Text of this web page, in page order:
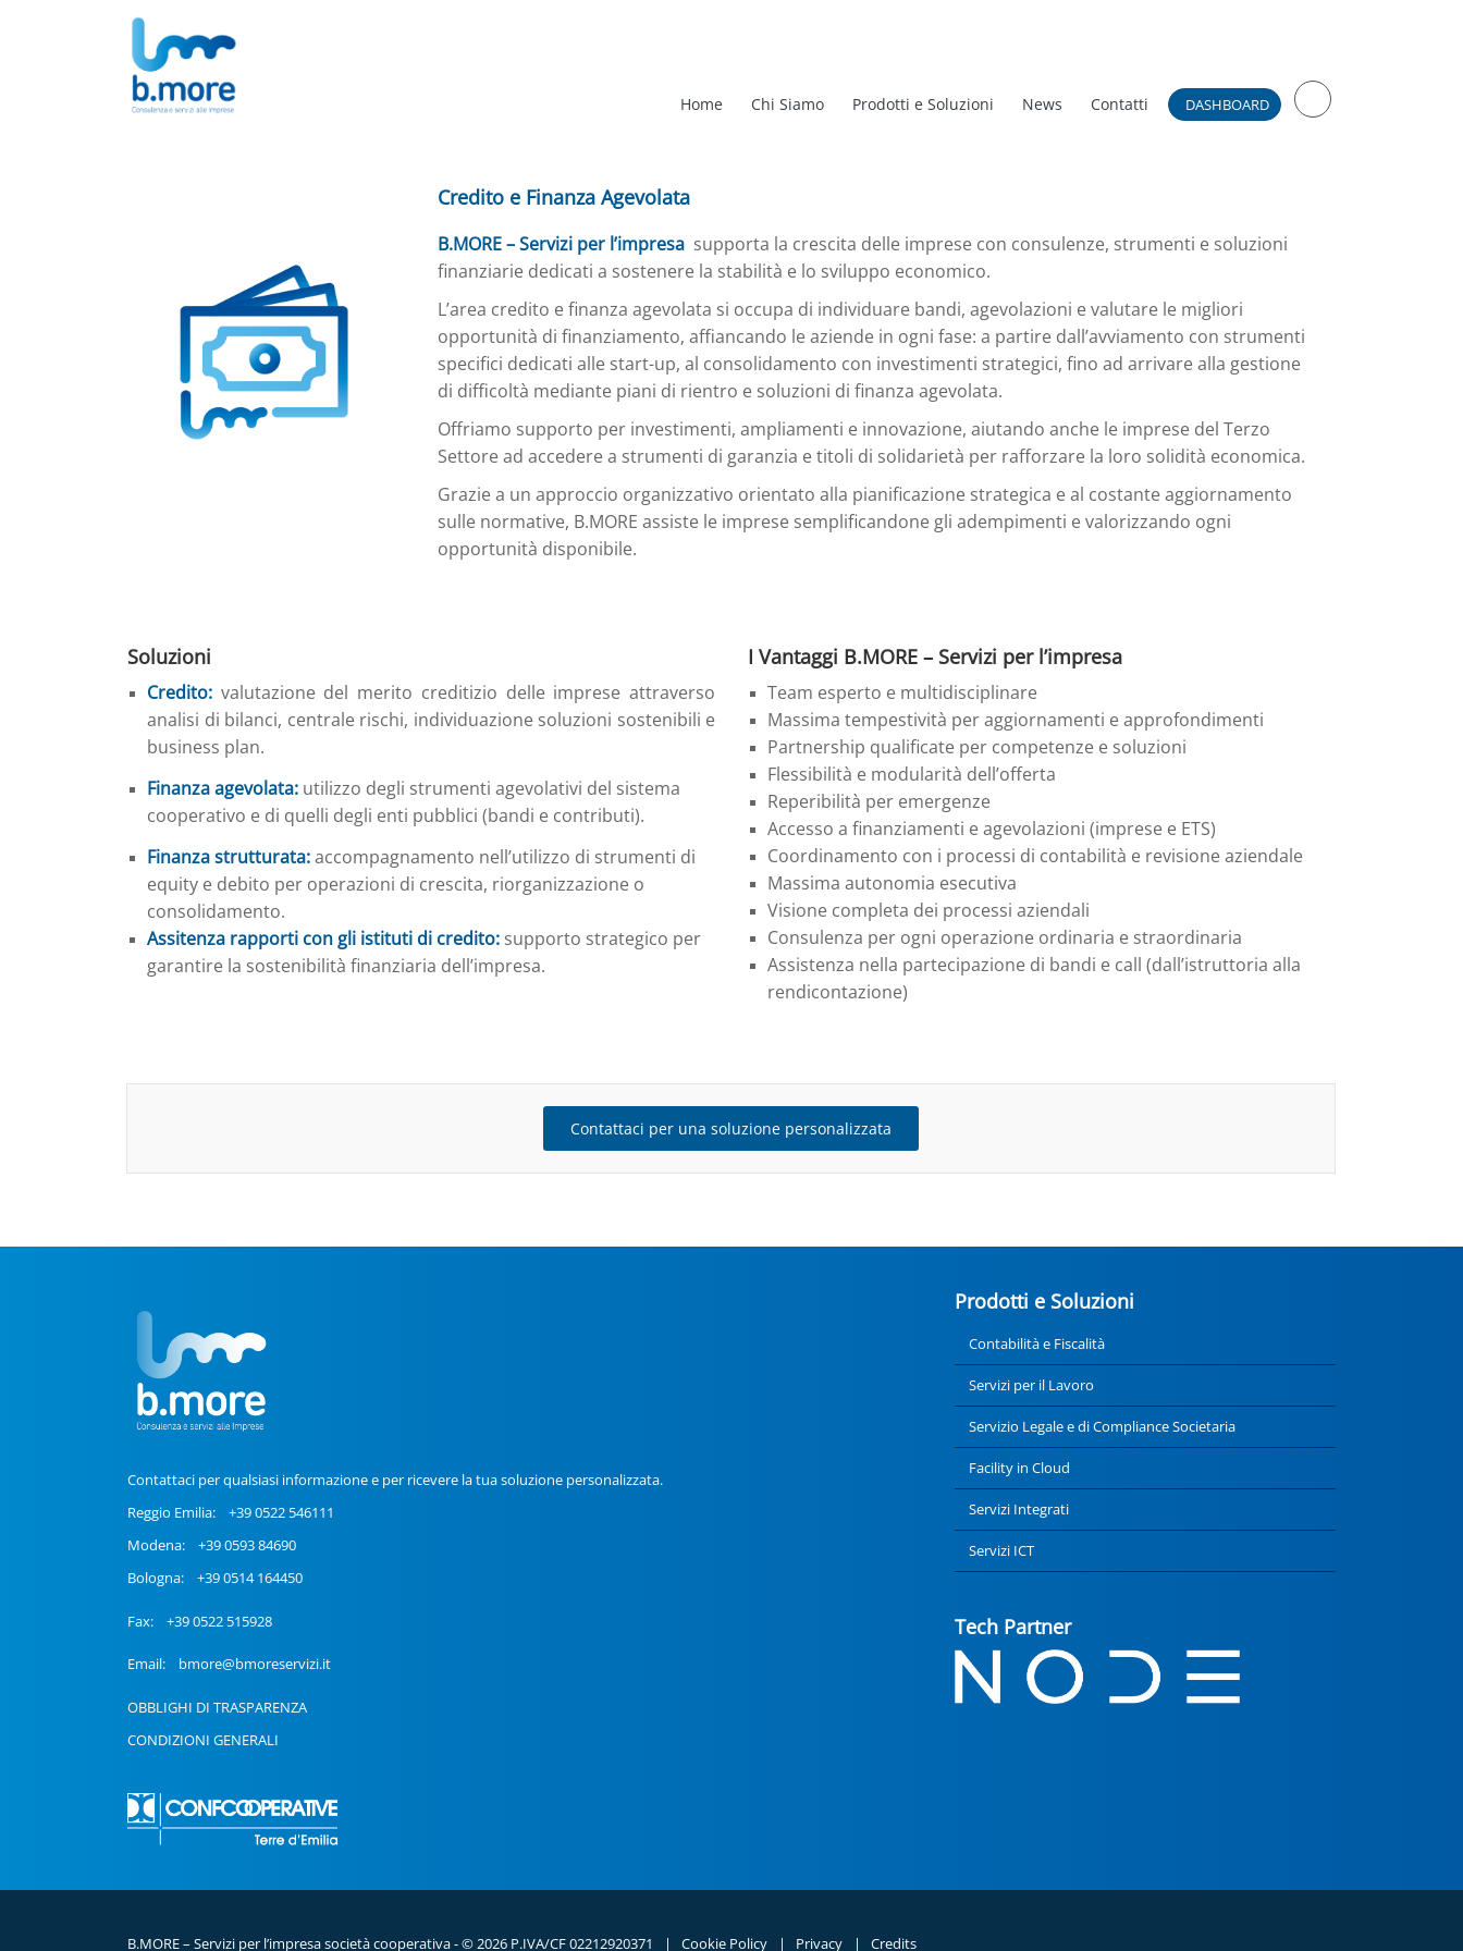
Home Chi Siamo Prodotti e Soluzioni News Contatti
Credito e Finanza Agevolata
B.MORE – Servizi per l’impresa supporta la crescita delle imprese con consulenze, strumenti e soluzioni
finanziarie dedicati a sostenere la stabilità e lo sviluppo economico.
L’area credito e finanza agevolata si occupa di individuare bandi, agevolazioni e valutare le migliori
opportunità di finanziamento, affiancando le aziende in ogni fase: a partire dall’avviamento con strumenti
specifici dedicati alle start-up, al consolidamento con investimenti strategici, fino ad arrivare alla gestione
di difficoltà mediante piani di rientro e soluzioni di finanza agevolata.
Offriamo supporto per investimenti, ampliamenti e innovazione, aiutando anche le imprese del Terzo
Settore ad accedere a strumenti di garanzia e titoli di solidarietà per rafforzare la loro solidità economica.
Grazie a un approccio organizzativo orientato alla pianificazione strategica e al costante aggiornamento
sulle normative, B.MORE assiste le imprese semplificandone gli adempimenti e valorizzando ogni
opportunità disponibile.
Soluzioni
Credito: valutazione del merito creditizio delle imprese attraverso
analisi di bilanci, centrale rischi, individuazione soluzioni sostenibili e
business plan.
Finanza agevolata: utilizzo degli strumenti agevolativi del sistema
cooperativo e di quelli degli enti pubblici (bandi e contributi).
Finanza strutturata:accompagnamento nell’utilizzo di strumenti di
equity e debito per operazioni di crescita, riorganizzazione o
consolidamento.
Assitenza rapporti con gli istituti di credito: supporto strategico per
garantire la sostenibilità finanziaria dell’impresa.
I Vantaggi B.MORE – Servizi per l’impresa
Team esperto e multidisciplinare
Massima tempestività per aggiornamenti e approfondimenti
Partnership qualificate per competenze e soluzioni
Flessibilità e modularità dell’offerta
Reperibilità per emergenze
Accesso a finanziamenti e agevolazioni (imprese e ETS)
Coordinamento con i processi di contabilità e revisione aziendale
Massima autonomia esecutiva
Visione completa dei processi aziendali
Consulenza per ogni operazione ordinaria e straordinaria
Assistenza nella partecipazione di bandi e call (dall’istruttoria alla
rendicontazione)
Contattaci per una soluzione personalizzata
Contattaci per qualsiasi informazione e per ricevere la tua soluzione personalizzata.
Reggio Emilia: +39 0522 546111
Modena: +39 0593 84690
Bologna: +39 0514 164450
Fax: +39 0522 515928
Email: bmore@bmoreservizi.it
OBBLIGHI DI TRASPARENZA
CONDIZIONI GENERALI
Prodotti e Soluzioni
Contabilità e Fiscalità
Servizi per il Lavoro
Servizio Legale e di Compliance Societaria
Facility in Cloud
Servizi Integrati
Servizi ICT
Tech Partner
B.MORE – Servizi per l’impresa società cooperativa - © 2026 P.IVA/CF 02212920371 | Cookie Policy | Privacy | Credits